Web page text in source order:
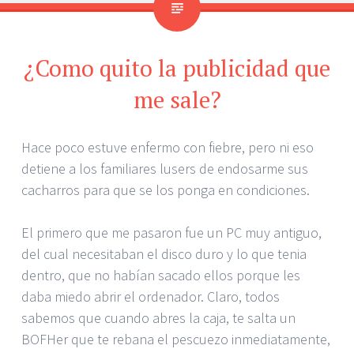
¿Como quito la publicidad que
me sale?
Hace poco estuve enfermo con fiebre, pero ni eso
detiene a los familiares lusers de endosarme sus
cacharros para que se los ponga en condiciones.
El primero que me pasaron fue un PC muy antiguo,
del cual necesitaban el disco duro y lo que tenia
dentro, que no habían sacado ellos porque les
daba miedo abrir el ordenador. Claro, todos
sabemos que cuando abres la caja, te salta un
BOFHer que te rebana el pescuezo inmediatamente,